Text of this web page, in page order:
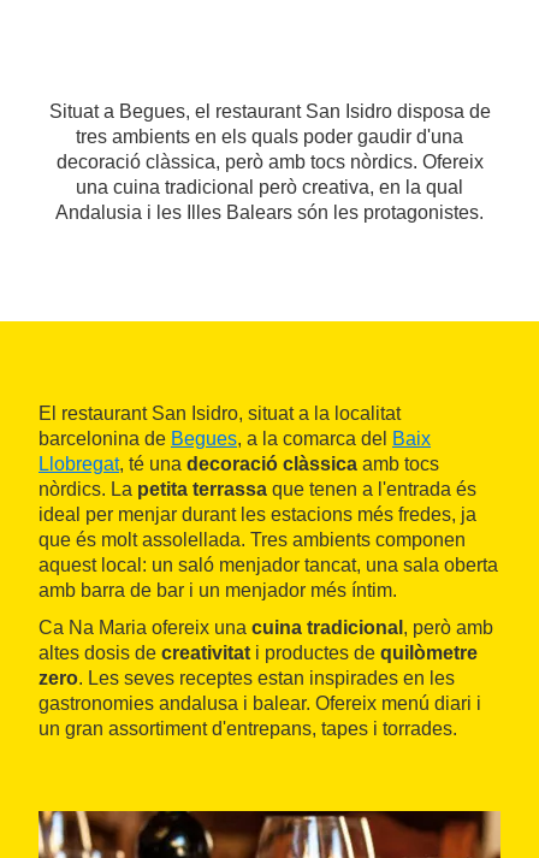
Situat a Begues, el restaurant San Isidro disposa de
tres ambients en els quals poder gaudir d'una
decoració clàssica, però amb tocs nòrdics. Ofereix
una cuina tradicional però creativa, en la qual
Andalusia i les Illes Balears són les protagonistes.
El restaurant San Isidro, situat a la localitat
barcelonina de Begues, a la comarca del Baix
Llobregat, té una decoració clàssica amb tocs
nòrdics. La petita terrassa que tenen a l'entrada és
ideal per menjar durant les estacions més fredes, ja
que és molt assolellada. Tres ambients componen
aquest local: un saló menjador tancat, una sala oberta
amb barra de bar i un menjador més íntim.
Ca Na Maria ofereix una cuina tradicional , però amb
altes dosis de creativitat i productes de quilòmetre
zero. Les seves receptes estan inspirades en les
gastronomies andalusa i balear. Ofereix menú diari i
un gran assortiment d'entrepans, tapes i torrades.